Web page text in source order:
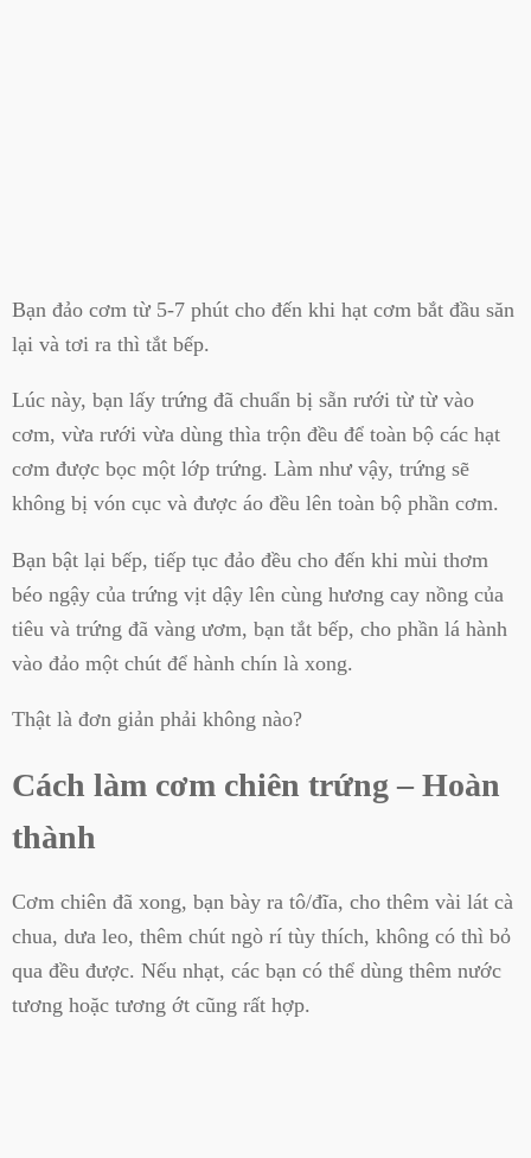
Bạn đảo cơm từ 5-7 phút cho đến khi hạt cơm bắt đầu săn
lại và tơi ra thì tắt bếp.
Lúc này, bạn lấy trứng đã chuẩn bị sẵn rưới từ từ vào
cơm, vừa rưới vừa dùng thìa trộn đều để toàn bộ các hạt
cơm được bọc một lớp trứng. Làm như vậy, trứng sẽ
không bị vón cục và được áo đều lên toàn bộ phần cơm.
Bạn bật lại bếp, tiếp tục đảo đều cho đến khi mùi thơm
béo ngậy của trứng vịt dậy lên cùng hương cay nồng của
tiêu và trứng đã vàng ươm, bạn tắt bếp, cho phần lá hành
vào đảo một chút để hành chín là xong.
Thật là đơn giản phải không nào?
Cách làm cơm chiên trứng – Hoàn
thành
Cơm chiên đã xong, bạn bày ra tô/đĩa, cho thêm vài lát cà
chua, dưa leo, thêm chút ngò rí tùy thích, không có thì bỏ
qua đều được. Nếu nhạt, các bạn có thể dùng thêm nước
tương hoặc tương ớt cũng rất hợp.